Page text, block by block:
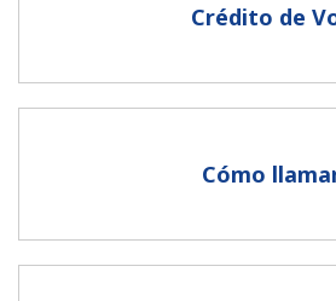
Un caracter especial
Al abrir una cuenta en este sitio
Crédito de
Cómo